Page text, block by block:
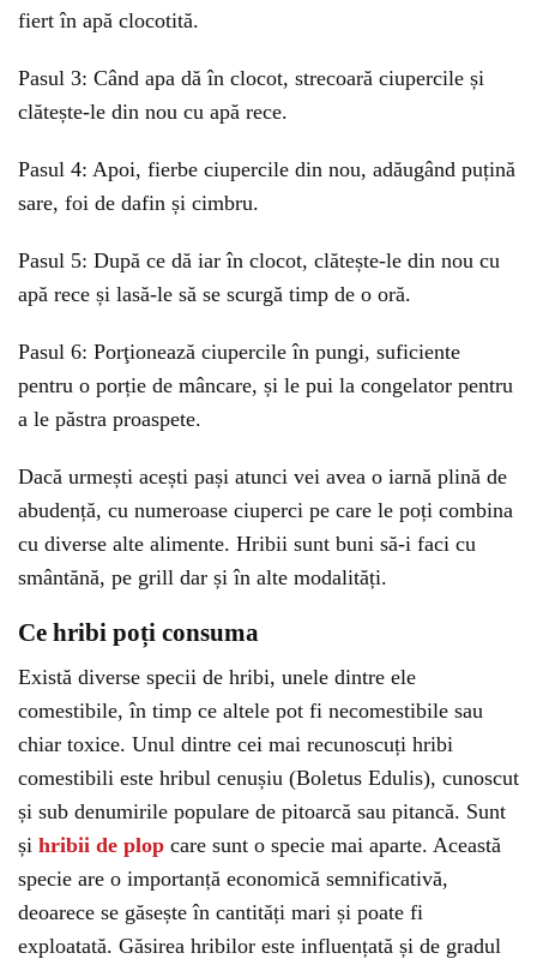
fiert în apă clocotită.
Pasul 3: Când apa dă în clocot, strecoară ciupercile și
clătește-le din nou cu apă rece.
Pasul 4: Apoi, fierbe ciupercile din nou, adăugând puțină
sare, foi de dafin și cimbru.
Pasul 5: După ce dă iar în clocot, clătește-le din nou cu
apă rece și lasă-le să se scurgă timp de o oră.
Pasul 6: Porţionează ciupercile în pungi, suficiente
pentru o porție de mâncare, și le pui la congelator pentru
a le păstra proaspete.
Dacă urmești acești pași atunci vei avea o iarnă plină de
abudență, cu numeroase ciuperci pe care le poți combina
cu diverse alte alimente. Hribii sunt buni să-i faci cu
smântănă, pe grill dar și în alte modalități.
Ce hribi poți consuma
Există diverse specii de hribi, unele dintre ele
comestibile, în timp ce altele pot fi necomestibile sau
chiar toxice. Unul dintre cei mai recunoscuți hribi
comestibili este hribul cenușiu (Boletus Edulis), cunoscut
și sub denumirile populare de pitoarcă sau pitancă. Sunt
și hribii de plop care sunt o specie mai aparte. Această
specie are o importanță economică semnificativă,
deoarece se găsește în cantități mari și poate fi
exploatată. Găsirea hribilor este influențată și de gradul